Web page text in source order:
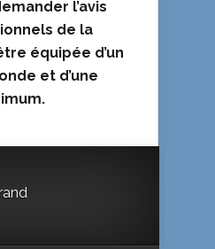
l’avis
de la
équipée d’un
et d’une